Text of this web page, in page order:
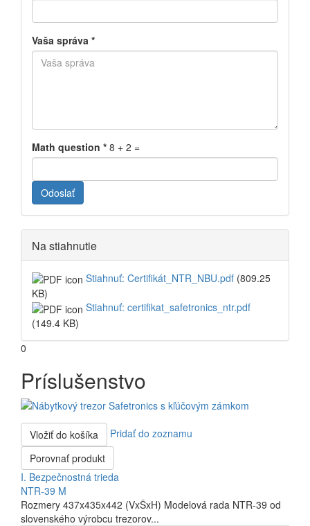
Vaša správa *
Math question * 8 + 2 =
Odoslať
Na stiahnutie
Stiahnuť: Certifikát_NTR_NBU.pdf (809.25
KB)
Stiahnuť: certifikat_safetronics_ntr.pdf
(149.4 KB)
0
Príslušenstvo
Vložiť do košíka
Pridať do zoznamu
Porovnať produkt
I. Bezpečnostná trieda
NTR-39 M
Rozmery 437x435x442 (VxŠxH) Modelová rada NTR-39 od
slovenského výrobcu trezorov...